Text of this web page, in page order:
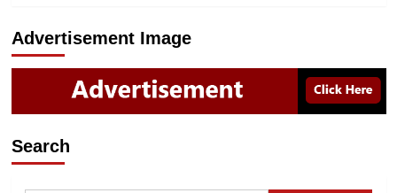
Advertisement Image
Search